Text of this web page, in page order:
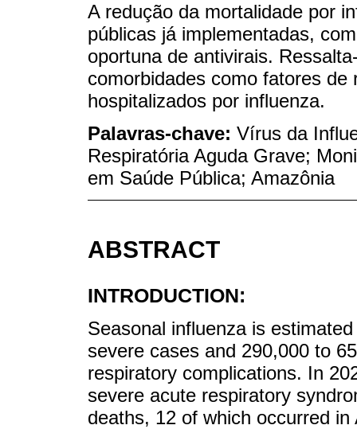
A redução da mortalidade por
públicas já implementadas,
oportuna de antivirais.
comorbidades como fatores
hospitalizados por influenza.
Palavras-chave: Vírus da
Respiratória Aguda Grave;
em Saúde Pública; Amazônia
ABSTRACT
INTRODUCTION:
Seasonal influenza is
severe cases and 290,000 to
respiratory complications. In
severe acute respiratory
deaths, 12 of which occurred